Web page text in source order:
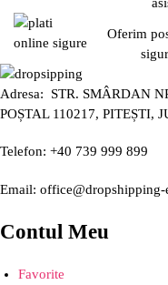
Oferim
Adresa: STR. SMÂRDAN
POȘTAL 110217, PITEȘTI,
Telefon: +40 739 999 899
Email: office@dropshipping-
Contul Meu
Favorite